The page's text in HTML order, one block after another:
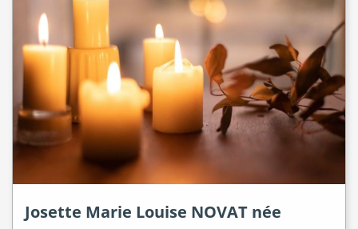
Josette Marie Louise NOVAT née